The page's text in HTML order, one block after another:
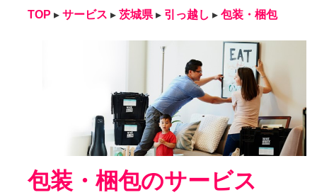
TOP ▸ サービス ▸ 茨城県 ▸ 引っ越し ▸ 包装・梱包
包装・梱包のサービス